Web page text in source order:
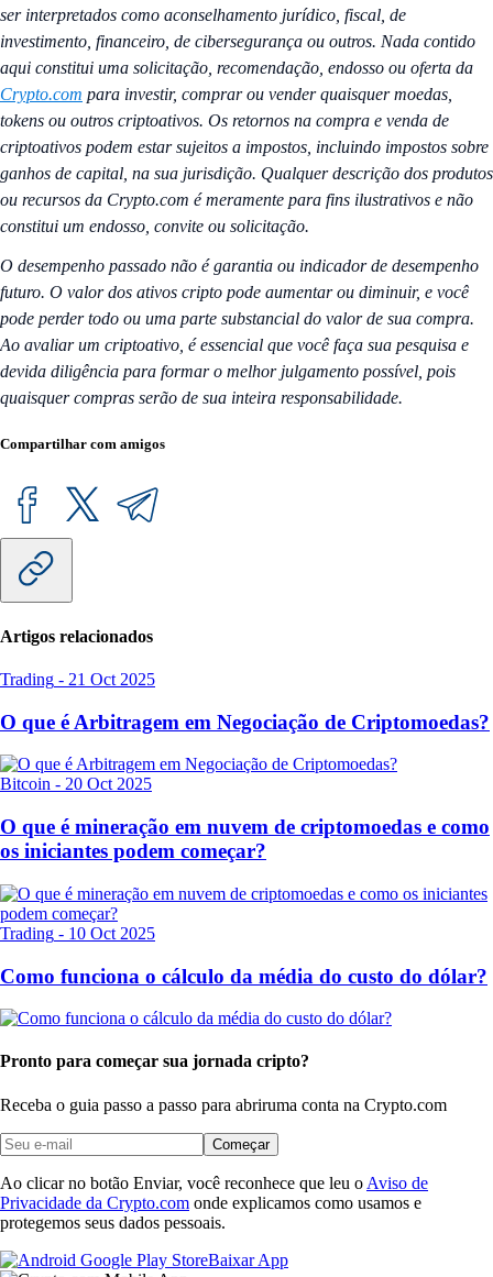
ser interpretados como aconselhamento jurídico, fiscal, de
investimento, financeiro, de cibersegurança ou outros. Nada contido
aqui constitui uma solicitação, recomendação, endosso ou oferta da
Crypto.com para investir, comprar ou vender quaisquer moedas,
tokens ou outros criptoativos. Os retornos na compra e venda de
criptoativos podem estar sujeitos a impostos, incluindo impostos sobre
ganhos de capital, na sua jurisdição. Qualquer descrição dos produtos
ou recursos da Crypto.com é meramente para fins ilustrativos e não
constitui um endosso, convite ou solicitação.
O desempenho passado não é garantia ou indicador de desempenho
futuro. O valor dos ativos cripto pode aumentar ou diminuir, e você
pode perder todo ou uma parte substancial do valor de sua compra.
Ao avaliar um criptoativo, é essencial que você faça sua pesquisa e
devida diligência para formar o melhor julgamento possível, pois
quaisquer compras serão de sua inteira responsabilidade.
Compartilhar com amigos
Artigos relacionados
Trading - 21 Oct 2025
O que é Arbitragem em Negociação de Criptomoedas?
Bitcoin - 20 Oct 2025
O que é mineração em nuvem de criptomoedas e como
os iniciantes podem começar?
Trading - 10 Oct 2025
Como funciona o cálculo da média do custo do dólar?
Pronto para começar sua jornada cripto?
Receba o guia passo a passo para abriruma conta na Crypto.com
Começar
Ao clicar no botão Enviar, você reconhece que leu o Aviso de
Privacidade da Crypto.com onde explicamos como usamos e
protegemos seus dados pessoais.
Baixar App